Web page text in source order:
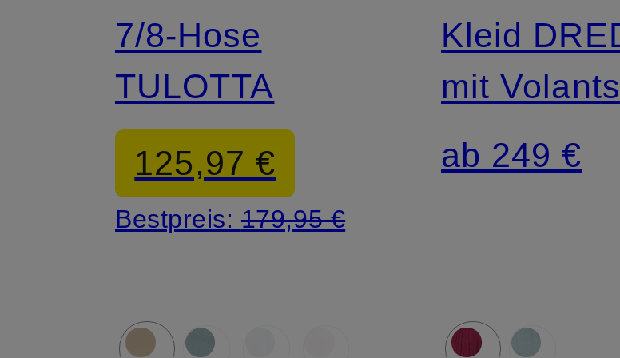
7/8-Hose
TULOTTA
125,97 €
Bestpreis: 179,95 €
Kleid
mit Volants
ab 249 €